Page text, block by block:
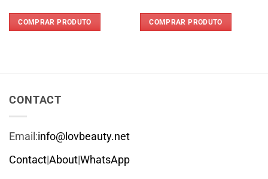
de 5
COMPRAR PRODUTO COMPRAR PRODUTO
CONTACT
Email:info@lovbeauty.net
Contact|About|WhatsApp